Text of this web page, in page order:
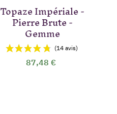
Topaze Impériale -
Pierre Brute -
Gemme
87,48 €